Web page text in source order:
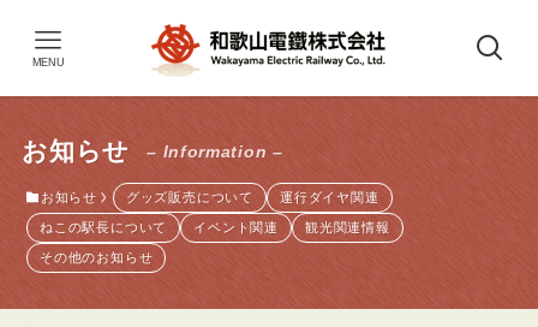
MENU
お知らせ – Information –
お知らせ グッズ販売について 運行ダイヤ関連
ねこの駅長について イベント関連 観光関連情報
その他のお知らせ